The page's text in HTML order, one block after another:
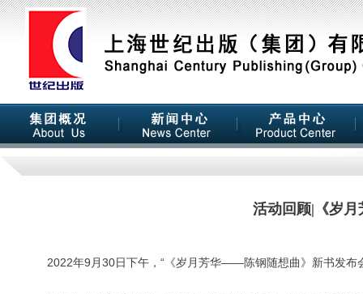
活动回顾|《岁
2022年9月30日下午，“《岁月芳华——陈钢随想曲》新书发布